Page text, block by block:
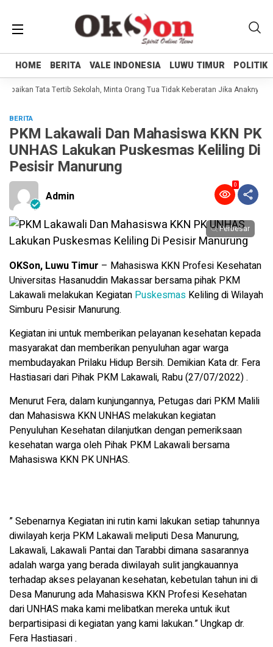
HOME BERITA VALE INDONESIA LUWU TIMUR POLITIK
HOME BERITA VALE INDONESIA LUWU TIMUR POLITIK
Tata Tertib Sekolah, Minta Orang Tua Tidak Keberatan Jika Anaknya
BERITA
PKM Lakawali Dan Mahasiswa KKN PK
UNHAS Lakukan Puskesmas Keliling Di
Pesisir Manurung
Admin
0
Perbesar
OKSon, Luwu Timur – Mahasiswa KKN Profesi Kesehatan
Universitas Hasanuddin Makassar bersama pihak PKM
Lakawali melakukan Kegiatan Puskesmas Keliling di Wilayah
Simburu Pesisir Manurung.
Kegiatan ini untuk memberikan pelayanan kesehatan kepada
masyarakat dan memberikan penyuluhan agar warga
membudayakan Prilaku Hidup Bersih. Demikian Kata dr. Fera
Hastiasari dari Pihak PKM Lakawali, Rabu (27/07/2022) .
Menurut Fera, dalam kunjungannya, Petugas dari PKM Malili
dan Mahasiswa KKN UNHAS melakukan kegiatan
Penyuluhan Kesehatan dilanjutkan dengan pemeriksaan
kesehatan warga oleh Pihak PKM Lakawali bersama
Mahasiswa KKN PK UNHAS.
” Sebenarnya Kegiatan ini rutin kami lakukan setiap tahunnya
diwilayah kerja PKM Lakawali meliputi Desa Manurung,
Lakawali, Lakawali Pantai dan Tarabbi dimana sasarannya
adalah warga yang berada diwilayah sulit jangkauannya
terhadap akses pelayanan kesehatan, kebetulan tahun ini di
Desa Manurung ada Mahasiswa KKN Profesi Kesehatan
dari UNHAS maka kami melibatkan mereka untuk ikut
berpartisipasi di kegiatan yang kami lakukan.” Ungkap dr.
Fera Hastiasari .